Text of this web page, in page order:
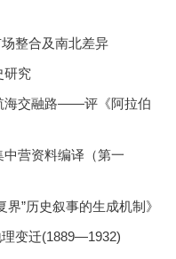
整合及南北差异
研究
海交融路——评《阿拉伯
营资料编译（第一
界”历史叙事的生成机制》
变迁(1889—1932)